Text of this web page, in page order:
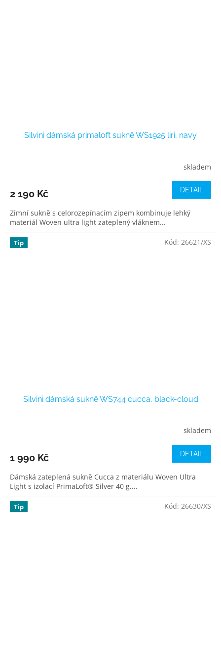
Silvini dámská primaloft sukně WS1925 liri, navy
skladem
2 190 Kč DETAIL
Zimní sukně s celorozepínacím zipem kombinuje lehký
materiál Woven ultra light zateplený vláknem...
Tip
Silvini dámská sukně WS744 cucca, black-cloud
skladem
1 990 Kč DETAIL
Dámská zateplená sukně Cucca z materiálu Woven Ultra
Light s izolací PrimaLoft® Silver 40 g....
Kód: 26621/XS
Tip Kód: 26630/XS